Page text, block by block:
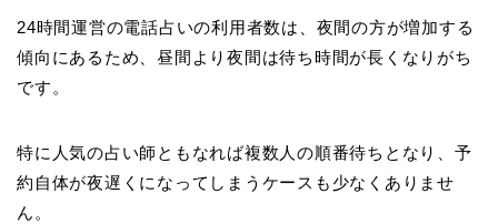
24時間運営の電話占いの利用者数は、夜間の方が増加する
傾向にあるため、昼間より夜間は待ち時間が長くなりがち
です。
特に人気の占い師ともなれば複数人の順番待ちとなり、予
約自体が夜遅くになってしまうケースも少なくありませ
ん。